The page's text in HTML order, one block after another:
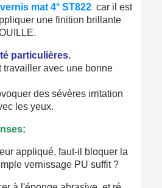
vernis mat 4° ST822car il est
une finition brillante
particulières.
travailler avec une bonne
des sévères irritation
les yeux.
appliqué, faut-il bloquer la
vernissage PU suffit ?